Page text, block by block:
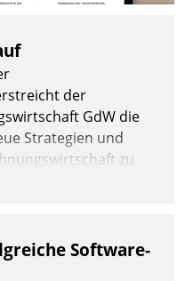
der
GdW die
Strategien und
zu
Software-